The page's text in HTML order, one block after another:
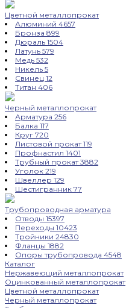
Цветной металлопрокат
Алюминий 4657
Бронза 899
Дюраль 1504
Латунь 579
Медь 532
Никель 5
Свинец 12
Титан 406
Черный металлопрокат
Арматура 256
Балка 117
Круг 720
Листовой прокат119
Профнастил 1401
Трубный прокат3882
Уголок 219
Швеллер 129
Шестигранник 77
Трубопроводная арматура
Отводы 15397
Переходы 10423
Тройники 24830
Фланцы 1882
Опоры трубопровода 4548
Каталог
Нержавеющий металлопрокат
Оцинкованный металлопрокат
Цветной металлопрокат
Черный металлопрокат